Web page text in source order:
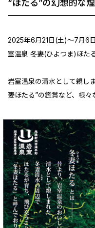
“ほたる”の幻想的な
2025年6月21日(土)～7月6
室温泉 冬妻(ひよつま)ほた
岩室温泉の清水として親し
妻ほたる”の鑑賞など、様